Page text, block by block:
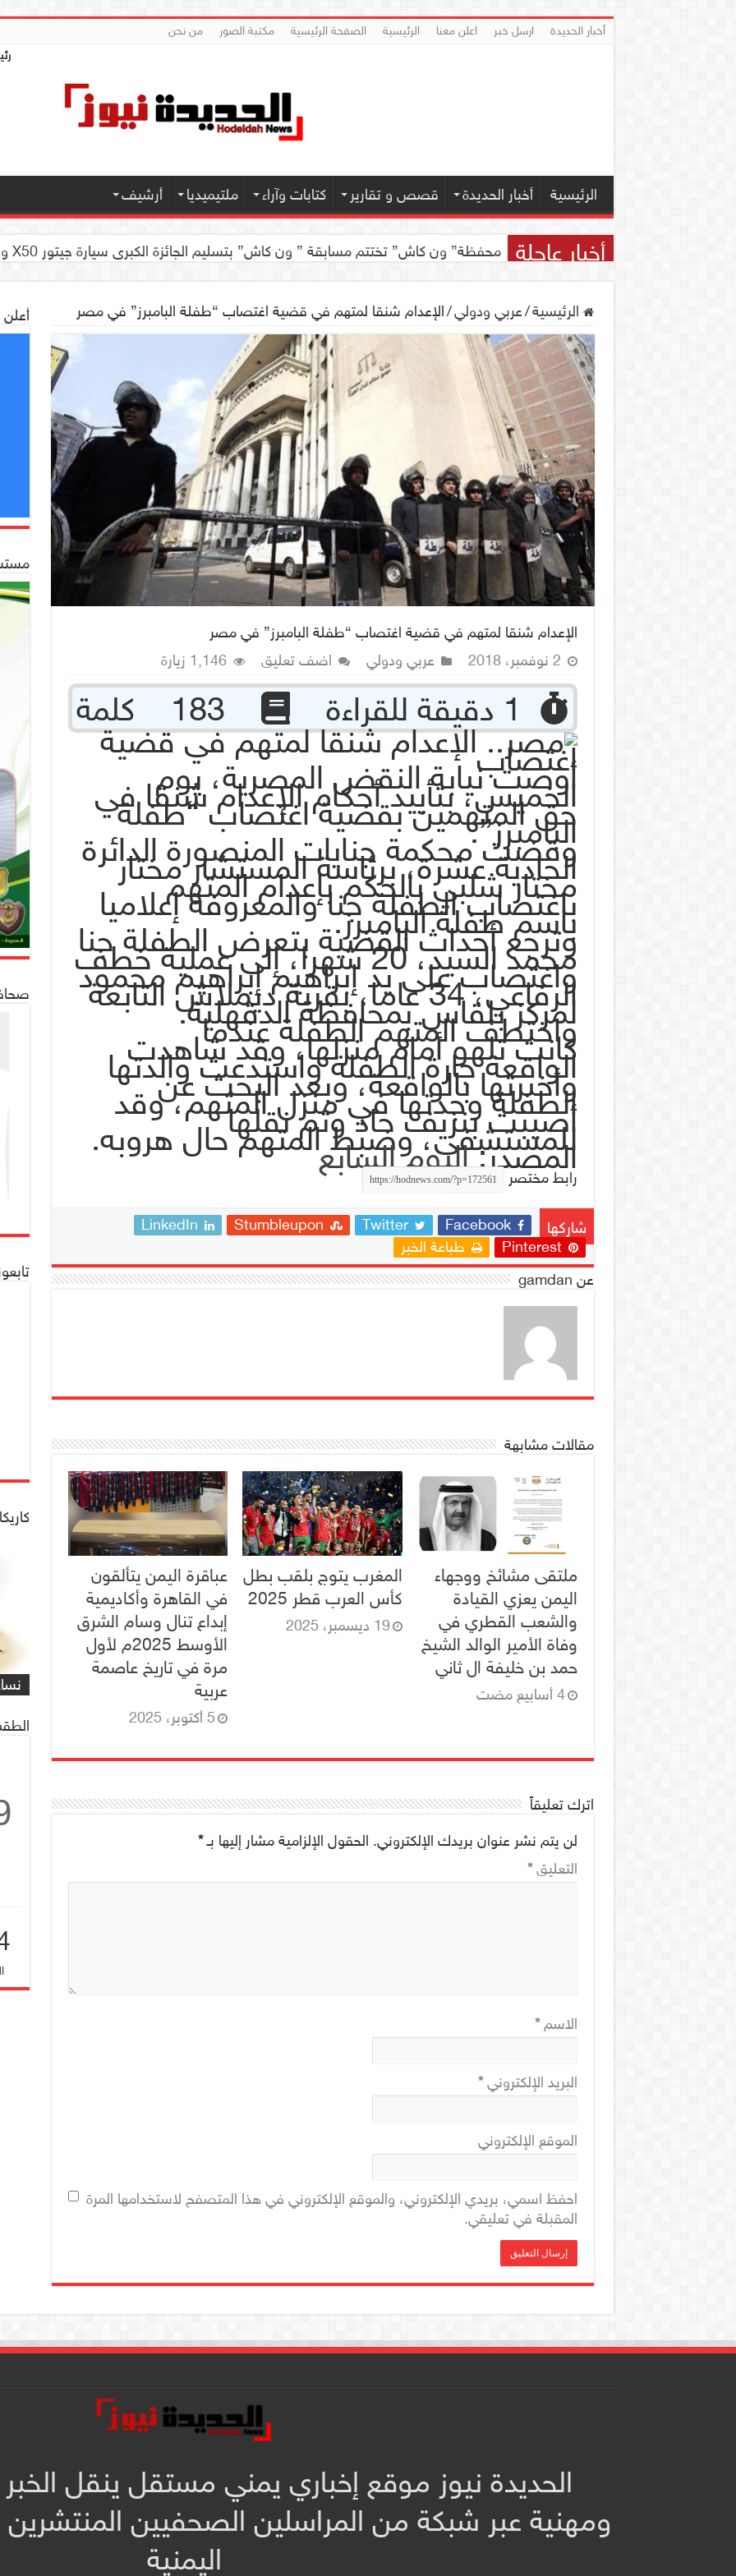
أخبار الحديدة ارسل خبر اعلن معنا الرئيسية الصفحة الرئيسية مكتبة الصور
من نحن
الرئيسية أخبار الحديدة قصص و تقارير كتابات وآراء ملتيميديا أرشيف
أخبار عاجلة محفظة” ون كاش” تختتم مسابقة ” ون كاش” بتسليم الجائزة الكبرى سيارة جيتور X50 والجوائز المالية لموديل 2026 بصنعاء
الرئيسية/عربي ودولي/الإعدام شنقا لمتهم في قضية اغتصاب “طفلة البامبرز” في مصر
الإعدام شنقا لمتهم في قضية اغتصاب “طفلة البامبرز” في مصر
2 نوفمبر، 2018
عربي ودولي اضف تعليق 1,146 زيارة
أوصت نيابة النقض المصرية، يوم
الخميس، بتأييد أحكام الإعدام شنقا في
حق المتهمين بقضية اغتصاب “طفلة
البامبرز”.
وقضت محكمة جنايات المنصورة الدائرة
الحادية عشرة، برئاسة المستشار مختار
مختار شلبي بالحكم بإعدام المتهم
باغتصاب الطفلة جنا والمعروفة إعلاميا
باسم طفلة البامبرز.
وترجع أحداث القضية بتعرض الطفلة جنا
محمد السيد، 20 شهرا، إلى عملية خطف
واغتصاب على يد إبراهيم إبراهيم محمود
الرفاعي، 34 عاما، بقرية ديملاش التابعة
لمركز بلقاس بمحافظة الدقهلية.
واختطف المتهم الطفلة عندما
كانت تلهو أمام منزلها، وقد شاهدت
الواقعة جارة الطفلة واستدعت والدتها
وأخبرتها بالواقعة، وبعد البحث عن
الطفلة وجدتها في منزل المتهم، وقد
أصيبت بنزيف حاد وتم نقلها
للمستشفى، وضبط المتهم حال هروبه.
المصدر:اليوم السابع رابط مختصر
شاركها Facebook
Twitter
Stumbleupon
LinkedIn
Pinterest
طباعة الخبر
عن gamdan
مقالات مشابهة
ملتقى مشائخ ووجهاء
اليمن يعزي القيادة
والشعب القطري في
وفاة الأمير الوالد الشيخ
حمد بن خليفة ال ثاني
‏4 أسابيع مضت
المغرب يتوج بلقب بطل
كأس العرب قطر 2025
19 ديسمبر، 2025
عباقرة اليمن يتألقون
في القاهرة وأكاديمية
إبداع تنال وسام الشرق
الأوسط 2025م لأول
مرة في تاريخ عاصمة
عربية
5 أكتوبر، 2025
اترك تعليقاً
لن يتم نشر عنوان بريدك الإلكتروني. الحقول الإلزامية مشار إليها بـ*
التعليق*
الاسم*
البريد الإلكتروني*
الموقع الإلكتروني
احفظ اسمي، بريدي الإلكتروني، والموقع الإلكتروني في هذا المتصفح لاستخدامها المرة
المقبلة في تعليقي.
أعلن
صحافة
/يصادف 1
الحديدة نيوز موقع إخباري يمني مستقل ينقل
ومهنية عبر شبكة من المراسلين الصحفيين
اليمنية